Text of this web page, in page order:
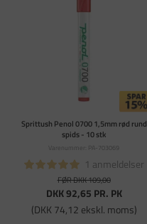
Sprittush Penol 0700 1,5mm rød rund
spids - 10 stk
Varenummer: PA-703069
1 anmeldelser
FØR DKK 109,00
DKK 92,65 PR. PK
(DKK 74,12 ekskl. moms)